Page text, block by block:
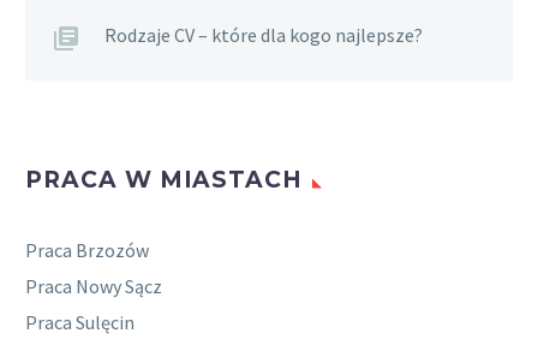
Rodzaje CV – które dla kogo najlepsze?
PRACA W MIASTACH
Praca Brzozów
Praca Nowy Sącz
Praca Sulęcin